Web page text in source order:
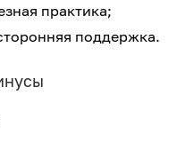
практика;
поддержка.